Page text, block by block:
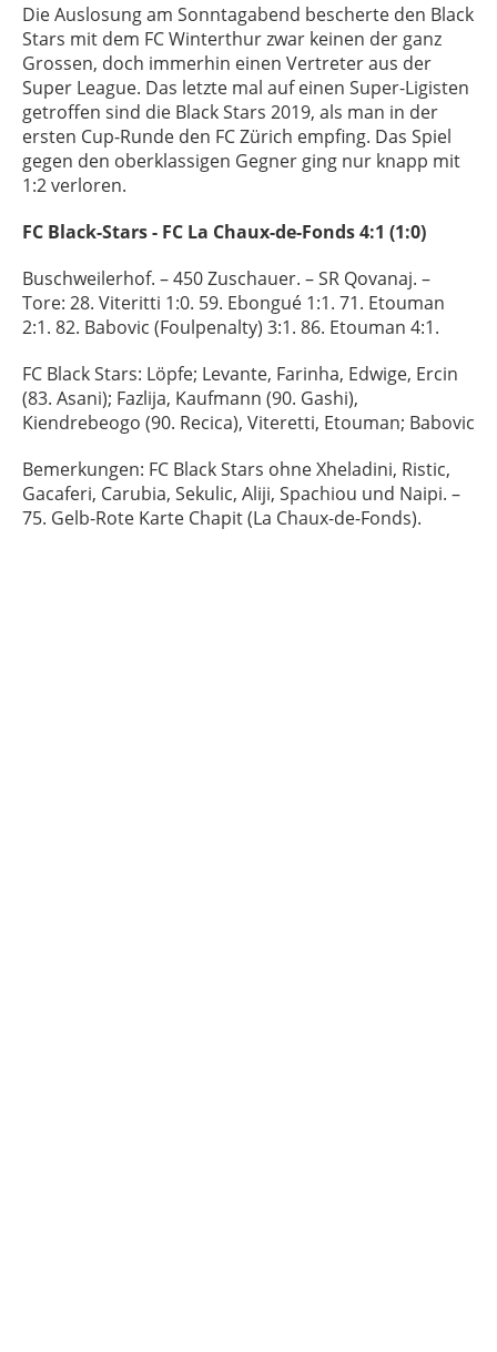
Die Auslosung am Sonntagabend bescherte den Black
Stars mit dem FC Winterthur zwar keinen der ganz
Grossen, doch immerhin einen Vertreter aus der
Super League. Das letzte mal auf einen Super-Ligisten
getroffen sind die Black Stars 2019, als man in der
ersten Cup-Runde den FC Zürich empfing. Das Spiel
gegen den oberklassigen Gegner ging nur knapp mit
1:2 verloren.
FC Black-Stars - FC La Chaux-de-Fonds 4:1 (1:0)
Buschweilerhof. – 450 Zuschauer. – SR Qovanaj. –
Tore: 28. Viteritti 1:0. 59. Ebongué 1:1. 71. Etouman
2:1. 82. Babovic (Foulpenalty) 3:1. 86. Etouman 4:1.
FC Black Stars: Löpfe; Levante, Farinha, Edwige, Ercin
(83. Asani); Fazlija, Kaufmann (90. Gashi),
Kiendrebeogo (90. Recica), Viteretti, Etouman; Babovic
Bemerkungen: FC Black Stars ohne Xheladini, Ristic,
Gacaferi, Carubia, Sekulic, Aliji, Spachiou und Naipi. –
75. Gelb-Rote Karte Chapit (La Chaux-de-Fonds).